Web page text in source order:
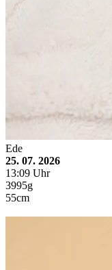
Ede
25. 07. 2026
13:09 Uhr
3995g
55cm